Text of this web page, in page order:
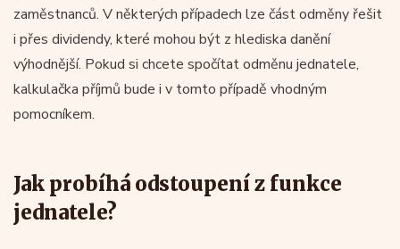
zaměstnanců. V některých případech lze část odměny řešit
i přes dividendy, které mohou být z hlediska danění
výhodnější. Pokud si chcete spočítat odměnu jednatele,
kalkulačka příjmů bude i v tomto případě vhodným
pomocníkem.
Jak probíhá odstoupení z funkce
jednatele?